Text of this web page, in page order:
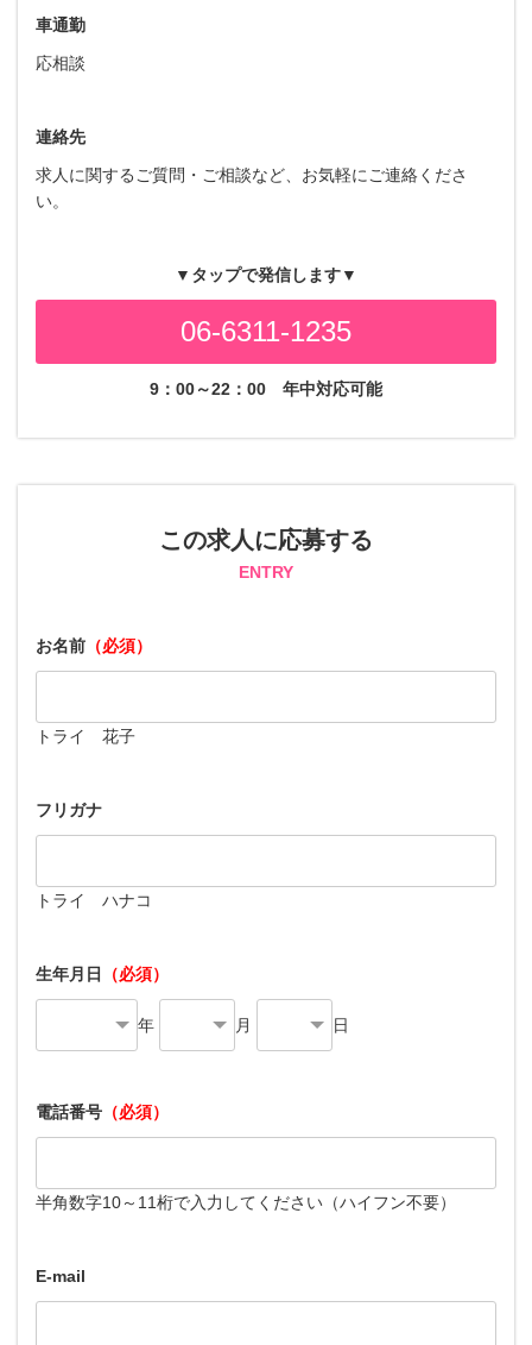
車通勤
応相談
連絡先
求人に関するご質問・ご相談など、お気軽にご連絡くださ
い。
▼タップで発信します▼
06-6311-1235
9：00～22：00 年中対応可能
この求人に応募する
ENTRY
お名前 （必須）
トライ 花子
フリガナ
トライ ハナコ
生年月日 （必須）
年 月 日
電話番号 （必須）
半角数字10～11桁で入力してください（ハイフン不要）
E-mail